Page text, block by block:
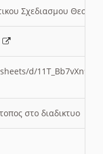
Σχεδιασμου
d/
στο διαδικτυο